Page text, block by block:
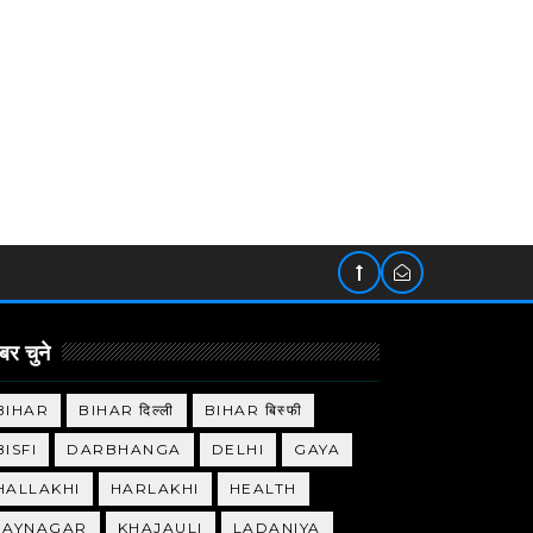
चुने
BIHAR दिल्ली BIHAR बिस्फी
DARBHANGA DELHI GAYA
HARLAKHI HEALTH
KHAJAULI LADANIYA